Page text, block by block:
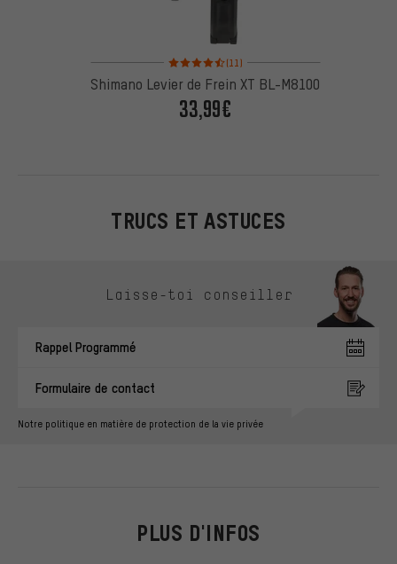
Note moyenne : 4,5 sur 5 d'après 11 avis
(11)
Shimano Levier de Frein XT BL-M8100
33,99€
TRUCS ET ASTUCES
Laisse-toi conseiller
Rappel Programmé
Formulaire de contact
Notre politique en matière de protection de la vie privée
PLUS D'INFOS